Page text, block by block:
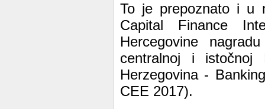
To je prepoznato i u
Capital Finance
Hercegovine
centralnoj i
Herzegovina -
CEE 2017).